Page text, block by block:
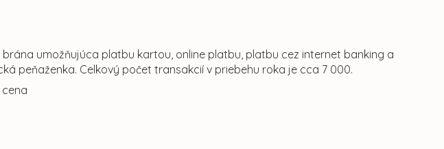
brána umožňujúca platbu kartou, online platbu, platbu cez internet banking a
peňaženka. Celkový počet transakcií v priebehu roka je cca 7 000.
cena